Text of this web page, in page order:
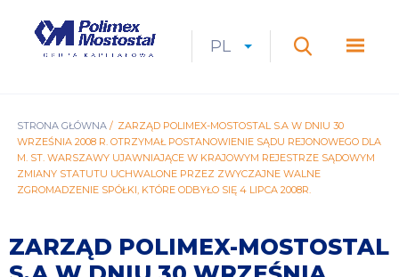
Mostostal
CURRENT
PL
ROZWIŃ
LANGUAGESZUKAJ
ŚCIEŻKA
NAWIGACYJNA
STRONA GŁÓWNA
ZARZĄD POLIMEX-MOSTOSTAL S.A W DNIU 30
WRZEŚNIA 2008 R. OTRZYMAŁ POSTANOWIENIE SĄDU REJONOWEGO DLA
M. ST. WARSZAWY UJAWNIAJĄCE W KRAJOWYM REJESTRZE SĄDOWYM
ZMIANY STATUTU UCHWALONE PRZEZ ZWYCZAJNE WALNE
ZGROMADZENIE SPÓŁKI, KTÓRE ODBYŁO SIĘ 4 LIPCA 2008R.
ZARZĄD POLIMEX-MOSTOSTAL